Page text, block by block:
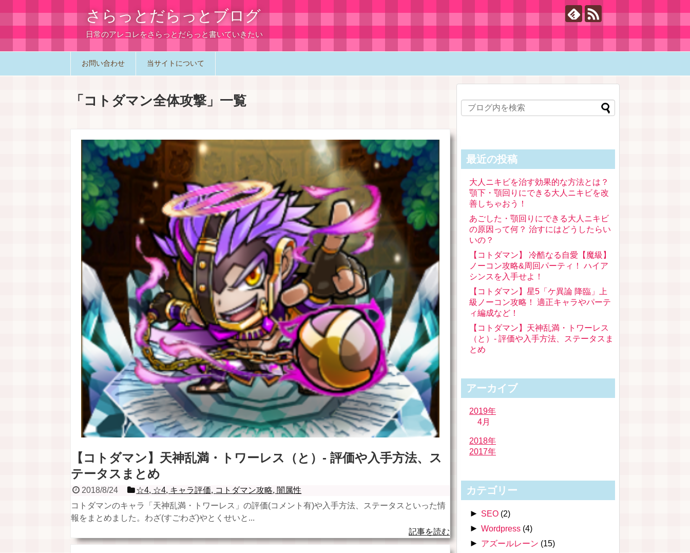
さらっとだらっとブログ
日常のアレコレをさらっとだらっと書いていきたい
お問い合わせ 当サイトについて
「 コトダマン全体攻撃 」 一覧
【コトダマン】天神乱満・トワーレス（と）- 評価や入手方法、ス
テータスまとめ
2018/8/24 ☆4, ☆4, キャラ評価, コトダマン攻略, 闇属性
コトダマンのキャラ「天神乱満・トワーレス」の評価(コメント有)や入手方法、ステータスといった情
報をまとめました。わざ(すごわざ)やとくせいと...
記事を読む
最近の投稿
大人ニキビを治す効果的な方法とは？
顎下・顎回りにできる大人ニキビを改
善しちゃおう！
あごした・顎回りにできる大人ニキビ
の原因って何？ 治すにはどうしたらい
いの？
【コトダマン】 冷酷なる自愛【魔級】
ノーコン攻略&周回パーティ！ ハイア
シンスを入手せよ！
【コトダマン】星5「ケ異論 降臨」上
級ノーコン攻略！ 適正キャラやパーテ
ィ編成など！
【コトダマン】天神乱満・トワーレス
（と）- 評価や入手方法、ステータスま
とめ
アーカイブ
2019年
4月
2018年
2017年
カテゴリー
► SEO (2)
► Wordpress (4)
► アズールレーン (15)